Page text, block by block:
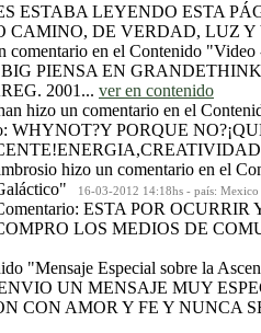
ESTABA LEYENDO ESTA
CAMINO, DE VERDAD, LUZ Y
comentario en el Contenido "Video
PIENSA EN
2001... ver en contenido
hizo un comentario en el
WHYNOT?Y PORQUE
hizo un comentario en el
16-03-2012 14:18hs - país: Mexico
ESTA POR
LOS MEDIOS DE
"Mensaje Especial sobre la
UN MENSAJE MUY
CON AMOR Y FE Y NUNCA